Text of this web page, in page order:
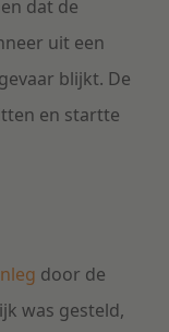
dat de
uit een
blijkt. De
en startte
door de
was gesteld,